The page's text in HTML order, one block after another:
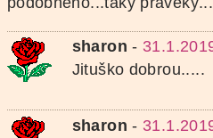
sharon -
Jituško dobrou.....
sharon -